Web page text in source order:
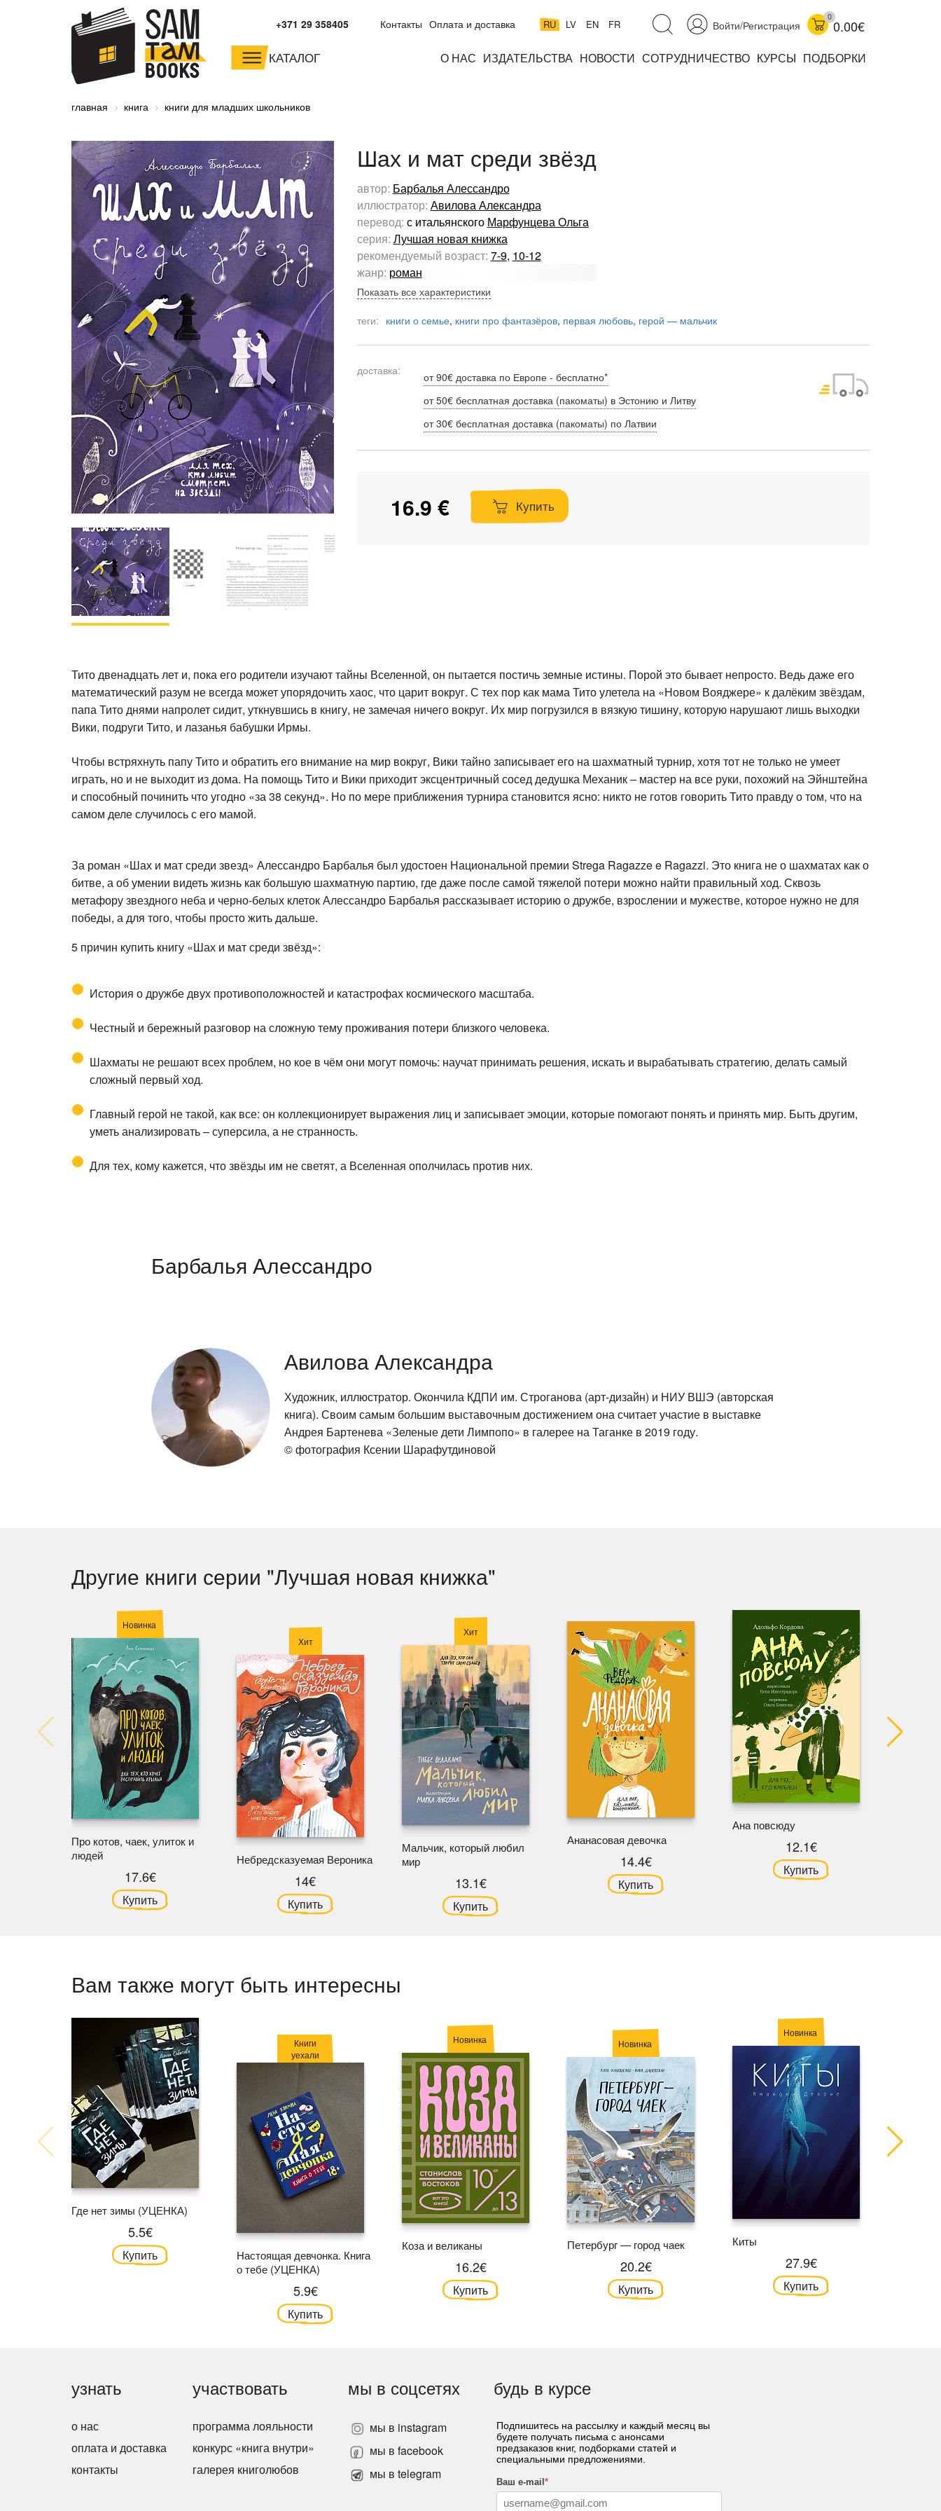
Войти/Регистрация
0
0.00€
RU LV EN FR
Контакты Оплата и доставка
+371 29 358405
КАТАЛОГ О НАС ИЗДАТЕЛЬСТВА НОВОСТИ СОТРУДНИЧЕСТВО КУРСЫ ПОДБОРКИ
малышам и
дошкольникам
младшим школьникам
главная книга книги для младших школьников
Шах и мат среди звёзд
автор: Барбалья Алессандро
иллюстратор: Авилова Александра
перевод: с итальянского Марфунцева Ольга
серия: Лучшая новая книжка
рекомендуемый возраст: 7-9, 10-12
жанр: роман
Показать все характеристики
теги: книги о семье, книги про фантазёров, первая любовь, герой — мальчик
доставка:
от 90€ доставка по Европе - бесплатно*
от 50€ бесплатная доставка (пакоматы) в Эстонию и Литву
от 30€ бесплатная доставка (пакоматы) по Латвии
16.9 € Купить
Тито двенадцать лет и, пока его родители изучают тайны Вселенной, он пытается постичь земные истины. Порой это бывает непросто. Ведь даже его
математический разум не всегда может упорядочить хаос, что царит вокруг. С тех пор как мама Тито улетела на «Новом Вояджере» к далёким звёздам,
папа Тито днями напролет сидит, уткнувшись в книгу, не замечая ничего вокруг. Их мир погрузился в вязкую тишину, которую нарушают лишь выходки
Вики, подруги Тито, и лазанья бабушки Ирмы.
Чтобы встряхнуть папу Тито и обратить его внимание на мир вокруг, Вики тайно записывает его на шахматный турнир, хотя тот не только не умеет
играть, но и не выходит из дома. На помощь Тито и Вики приходит эксцентричный сосед дедушка Механик – мастер на все руки, похожий на Эйнштейна
и способный починить что угодно «за 38 секунд». Но по мере приближения турнира становится ясно: никто не готов говорить Тито правду о том, что на
самом деле случилось с его мамой.
За роман «Шах и мат среди звезд» Алессандро Барбалья был удостоен Национальной премии Strega Ragazze e Ragazzi. Это книга не о шахматах как о
битве, а об умении видеть жизнь как большую шахматную партию, где даже после самой тяжелой потери можно найти правильный ход. Сквозь
метафору звездного неба и черно-белых клеток Алессандро Барбалья рассказывает историю о дружбе, взрослении и мужестве, которое нужно не для
победы, а для того, чтобы просто жить дальше.
5 причин купить книгу «Шах и мат среди звёзд»:
История о дружбе двух противоположностей и катастрофах космического масштаба.
Честный и бережный разговор на сложную тему проживания потери близкого человека.
Шахматы не решают всех проблем, но кое в чём они могут помочь: научат принимать решения, искать и вырабатывать стратегию, делать самый
сложный первый ход.
Главный герой не такой, как все: он коллекционирует выражения лиц и записывает эмоции, которые помогают понять и принять мир. Быть другим,
уметь анализировать – суперсила, а не странность.
Для тех, кому кажется, что звёзды им не светят, а Вселенная ополчилась против них.
Барбалья Алессандро
Авилова Александра
Художник, иллюстратор. Окончила КДПИ им. Строганова (арт-дизайн) и НИУ ВШЭ (авторская
книга). Своим самым большим выставочным достижением она считает участие в выставке
Андрея Бартенева «Зеленые дети Лимпопо» в галерее на Таганке в 2019 году.
© фотография Ксении Шарафутдиновой
Другие книги серии "Лучшая новая книжка"
Новинка
Про котов, чаек, улиток и
людей
17.6€
Купить
Хит
Небредсказуемая Вероника
14€
Купить
Хит
Мальчик, который любил
мир
13.1€
Купить
Ананасовая девочка
14.4€
Купить
Ана повсюду
12.1€
Купить
Вам также могут быть интересны
Где нет зимы (УЦЕНКА)
5.5€
Купить
Книги
уехали
Настоящая девчонка. Книга
о тебе (УЦЕНКА)
5.9€
Купить
Новинка
Коза и великаны
16.2€
Купить
Новинка
Петербург — город чаек
20.2€
Купить
Новинка
Киты
27.9€
Купить
узнать
о нас
оплата и доставка
контакты
участвовать
программа лояльности
конкурс «книга внутри»
галерея книголюбов
мы в соцсетях
мы в instagram
мы в facebook
мы в telegram
будь в курсе
Подпишитесь на рассылку и каждый месяц вы
будете получать письма с анонсами
предзаказов книг, подборками статей и
специальными предложениями.
Ваш e-mail *